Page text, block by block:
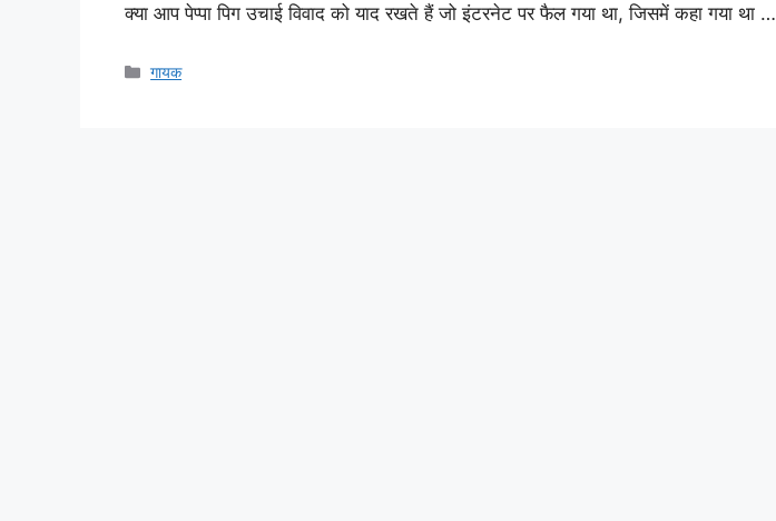
क्या आप पेप्पा पिग उचाई विवाद को याद रखते हैं जो इंटरनेट पर फैल गया था, जिसमें कहा गया था …
Categories
गायक